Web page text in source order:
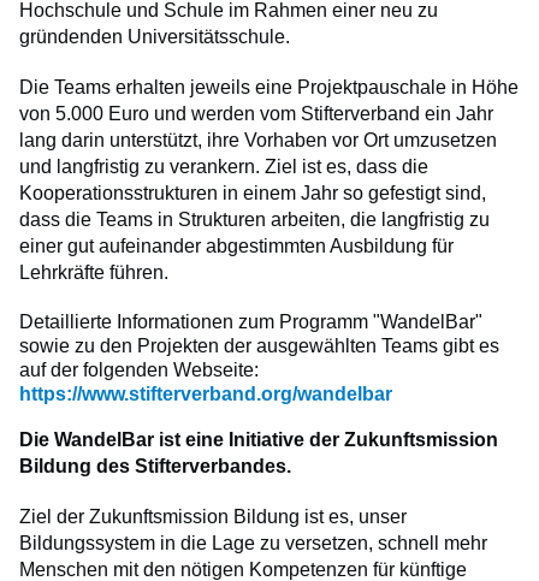
Hochschule und Schule im Rahmen einer neu zu
gründenden Universitätsschule.
Die Teams erhalten jeweils eine Projektpauschale in Höhe
von 5.000 Euro und werden vom Stifterverband ein Jahr
lang darin unterstützt, ihre Vorhaben vor Ort umzusetzen
und langfristig zu verankern. Ziel ist es, dass die
Kooperationsstrukturen in einem Jahr so gefestigt sind,
dass die Teams in Strukturen arbeiten, die langfristig zu
einer gut aufeinander abgestimmten Ausbildung für
Lehrkräfte führen.
Detaillierte Informationen zum Programm "WandelBar"
sowie zu den Projekten der ausgewählten Teams gibt es
auf der folgenden Webseite:
https://www.stifterverband.org/wandelbar
Die WandelBar ist eine Initiative der Zukunftsmission
Bildung des Stifterverbandes.
Ziel der Zukunftsmission Bildung ist es, unser
Bildungssystem in die Lage zu versetzen, schnell mehr
Menschen mit den nötigen Kompetenzen für künftige